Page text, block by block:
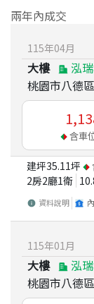
兩年內成交
115年04月
大樓
泓
桃園市八德
含車
建坪35.11坪
2房2廳1衛
資料說明
115年01 月
大樓
泓
桃園市八德